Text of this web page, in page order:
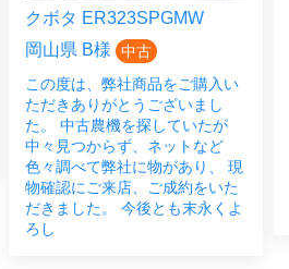
クボタ ER323SPGMW
岡山県 B様
中古
この度は、弊社商品をご購入い
ただきありがとうございまし
た。 中古農機を探していたが
中々見つからず、ネットなど
色々調べて弊社に物があり、 現
物確認にご来店、ご成約をいた
だきました。 今後とも末永くよ
ろし